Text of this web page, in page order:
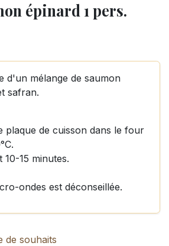
épinard 1 pers.
d'un mélange de saumon
safran.
plaque de cuisson dans le four
15 minutes.
ondes est déconseillée.
de souhaits